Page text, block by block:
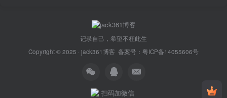
记录自己，希望不枉此生
Copyright © 2025 · jack361博客 备案号： 粤ICP备14055606号